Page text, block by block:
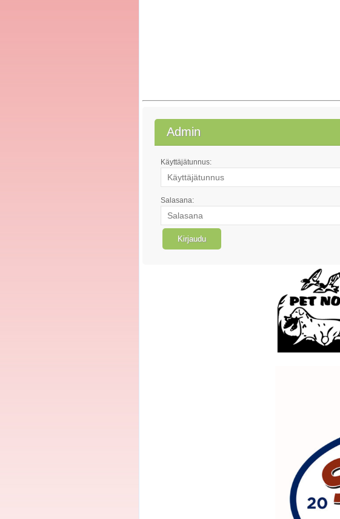
Admin
Käyttäjätunnus:
Salasana: